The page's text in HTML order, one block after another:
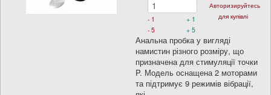
+ 1
- 1
- 5
+ 5
Авторизируйтесь
для купівлі
Анальна пробка у вигляді
намистин різного розміру, що
призначена для стимуляції точки
P. Модель оснащена 2 моторами
та підтримує 9 режимів вібрації,